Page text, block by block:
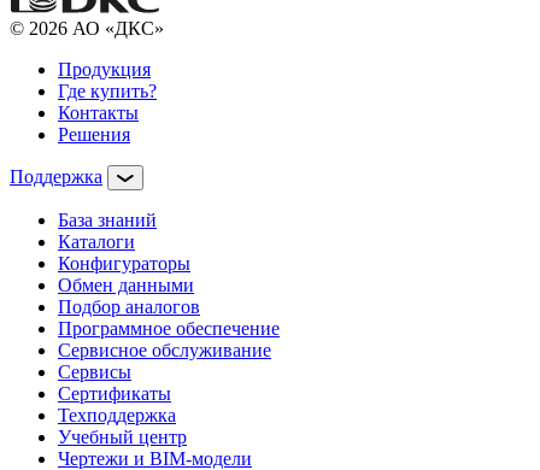
© 2026 АО «ДКС»
Продукция
Где купить?
Контакты
Решения
Поддержка
База знаний
Каталоги
Конфигураторы
Обмен данными
Подбор аналогов
Программное обеспечение
Сервисное обслуживание
Сервисы
Сертификаты
Техподдержка
Учебный центр
Чертежи и BIM-модели